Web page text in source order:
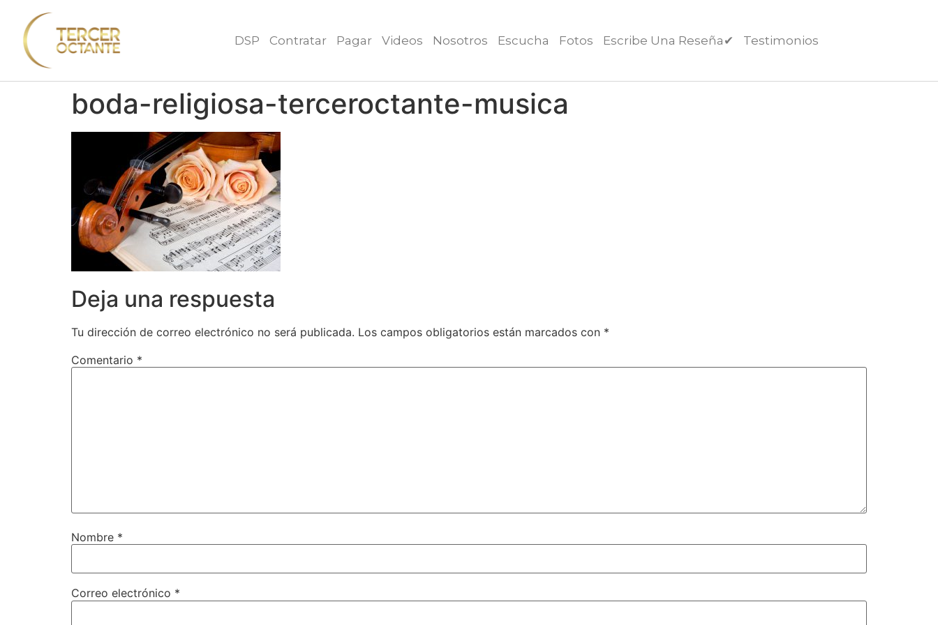
DSP Contratar Pagar Videos Nosotros Escucha Fotos Escribe Una Reseña✔︎ Testimonios
boda-religiosa-terceroctante-musica
Deja una respuesta
Tu dirección de correo electrónico no será publicada. Los campos obligatorios están marcados con *
Comentario *
Nombre *
Correo electrónico *